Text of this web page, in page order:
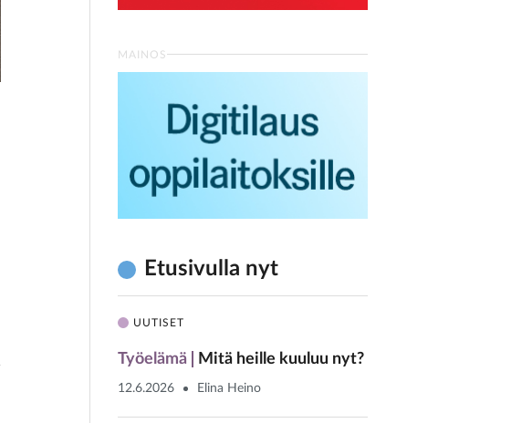
MAINOS
Etusivulla nyt
UUTISET
Työelämä Mitä heille kuuluu nyt?
12.6.2026 Elina Heino